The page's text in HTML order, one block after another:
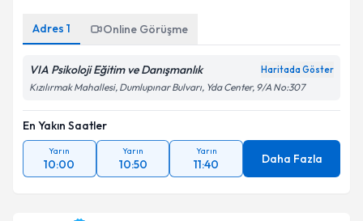
Adres 1 Online Görüşme
VIA Psikoloji Eğitim ve Danışmanlık Haritada Göster
Kızılırmak Mahallesi, Dumlupınar Bulvarı, Yda Center, 9/A No:307
En Yakın Saatler
Yarın
10:00
Yarın
10:50
Yarın
11:40 Daha Fazla